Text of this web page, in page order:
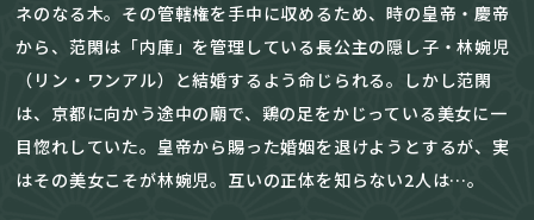
ネのなる木。その管轄権を手中に収めるため、時の皇帝・慶帝
から、范閑は「内庫」を管理している長公主の隠し子・林婉児
（リン・ワンアル）と結婚するよう命じられる。しかし范閑
は、京都に向かう途中の廟で、鶏の足をかじっている美女に一
目惚れしていた。皇帝から賜った婚姻を退けようとするが、実
はその美女こそが林婉児。互いの正体を知らない2人は…。